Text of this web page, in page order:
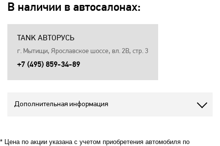
В наличии в автосалонах:
TANK АВТОРУСЬ
г. Мытищи, Ярославское шоссе, вл. 2В, стр. 3
+7 (495) 859-34-89
Дополнительная информация
* Цена по акции указана с учетом приобретения автомобиля по